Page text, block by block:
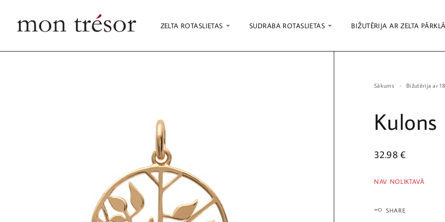
ZELTA ROTASLIETAS SUDRABA ROTASLIETAS BIŽUTĒRIJA AR ZELTA
Sākums Bižutērija ar
Kulons
32.98€
NAV NOLIKTAVĀ
SHARE